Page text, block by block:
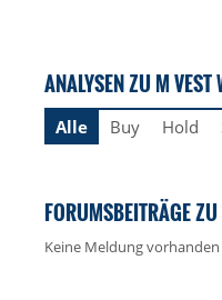
ANALYSEN ZU M VEST
Alle Buy Hold
FORUMSBEITRÄGE
Keine Meldung vorhanden